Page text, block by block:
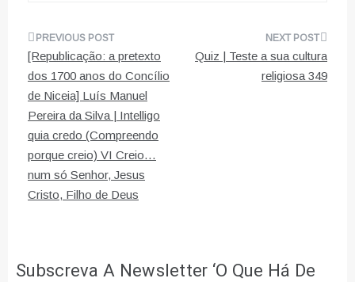
Navegação
de
artigos
[Republicação: a pretexto
dos 1700 anos do Concílio
de Niceia] Luís Manuel
Pereira da Silva | Intelligo
quia credo (Compreendo
porque creio) VI Creio…
num só Senhor, Jesus
Cristo, Filho de Deus
Quiz | Teste a sua cultura
religiosa 349
Subscreva A Newsletter ‘O Que Há De